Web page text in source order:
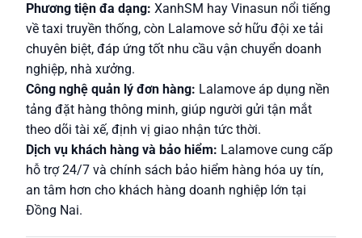
Phương tiện đa dạng: XanhSM hay Vinasun nổi tiếng
về taxi truyền thống, còn Lalamove sở hữu đội xe tải
chuyên biệt, đáp ứng tốt nhu cầu vận chuyển doanh
nghiệp, nhà xưởng.
Công nghệ quản lý đơn hàng: Lalamove áp dụng nền
tảng đặt hàng thông minh, giúp người gửi tận mắt
theo dõi tài xế, định vị giao nhận tức thời.
Dịch vụ khách hàng và bảo hiểm: Lalamove cung cấp
hỗ trợ 24/7 và chính sách bảo hiểm hàng hóa uy tín,
an tâm hơn cho khách hàng doanh nghiệp lớn tại
Đồng Nai.